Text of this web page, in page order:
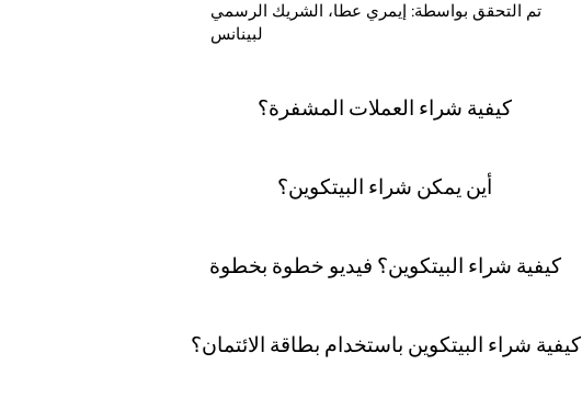
تم التحقق بواسطة: إيمري عطا، الشريك الرسمي
لبينانس
كيفية شراء العملات المشفرة؟
أين يمكن شراء البيتكوين؟
كيفية شراء البيتكوين؟ فيديو خطوة بخطوة
كيفية شراء البيتكوين باستخدام بطاقة الائتمان؟